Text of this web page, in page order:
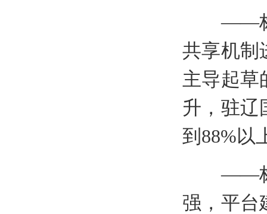
——标准
共享机制
主导起草
升，驻辽
到88%以
——标准
强，平台